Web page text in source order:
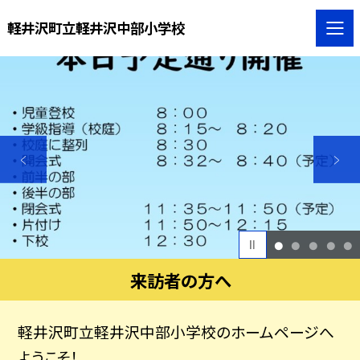
軽井沢町立軽井沢中部小学校
1 2 3 4 5
来訪者の方へ
軽井沢町立軽井沢中部小学校のホームページへ